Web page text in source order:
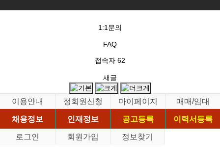
1:1문의
FAQ
접속자 62
새글
이용안내 정회원신청 마이페이지
매매/임대
채용정보
인재정보 공고등록
이력서등록
로그인
회원가입 정보찾기